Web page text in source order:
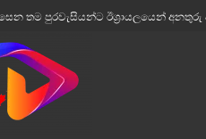
ඊශ්‍රායලයෙන් අනතුරු අඟවීමක්.